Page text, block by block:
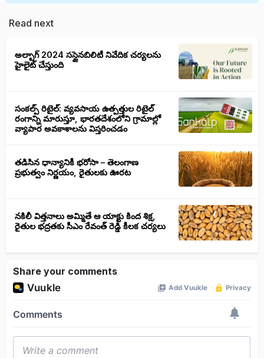
Read next
అల్బాగ్ 2024 సస్టైనబిలిటీ నివేదిక చర్యలను
హైలైట్ చేస్తుంది
సంకల్ప్ రిటైల్: వ్యవసాయ ఉత్పత్తుల రిటైల్
రంగాన్ని మారుస్తూ, భారతదేశంలోని గ్రామాల్లో
వ్యాపార అవకాశాలను విస్తరించడం
తడిసిన ధాన్యానికీ భరోసా – తెలంగాణ
ప్రభుత్వం నిర్ణయం, రైతులకు ఊరట
నకిలీ విత్తనాలు అమ్మితే ఆ యాక్టు కింద శిక్ష,
రైతుల భద్రతకు సీఎం రేవంత్ రెడ్డి కీలక చర్యలు
Share your comments